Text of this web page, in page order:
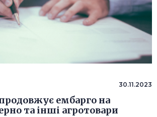
30.11.2023
ембарго на
та інші агротовари